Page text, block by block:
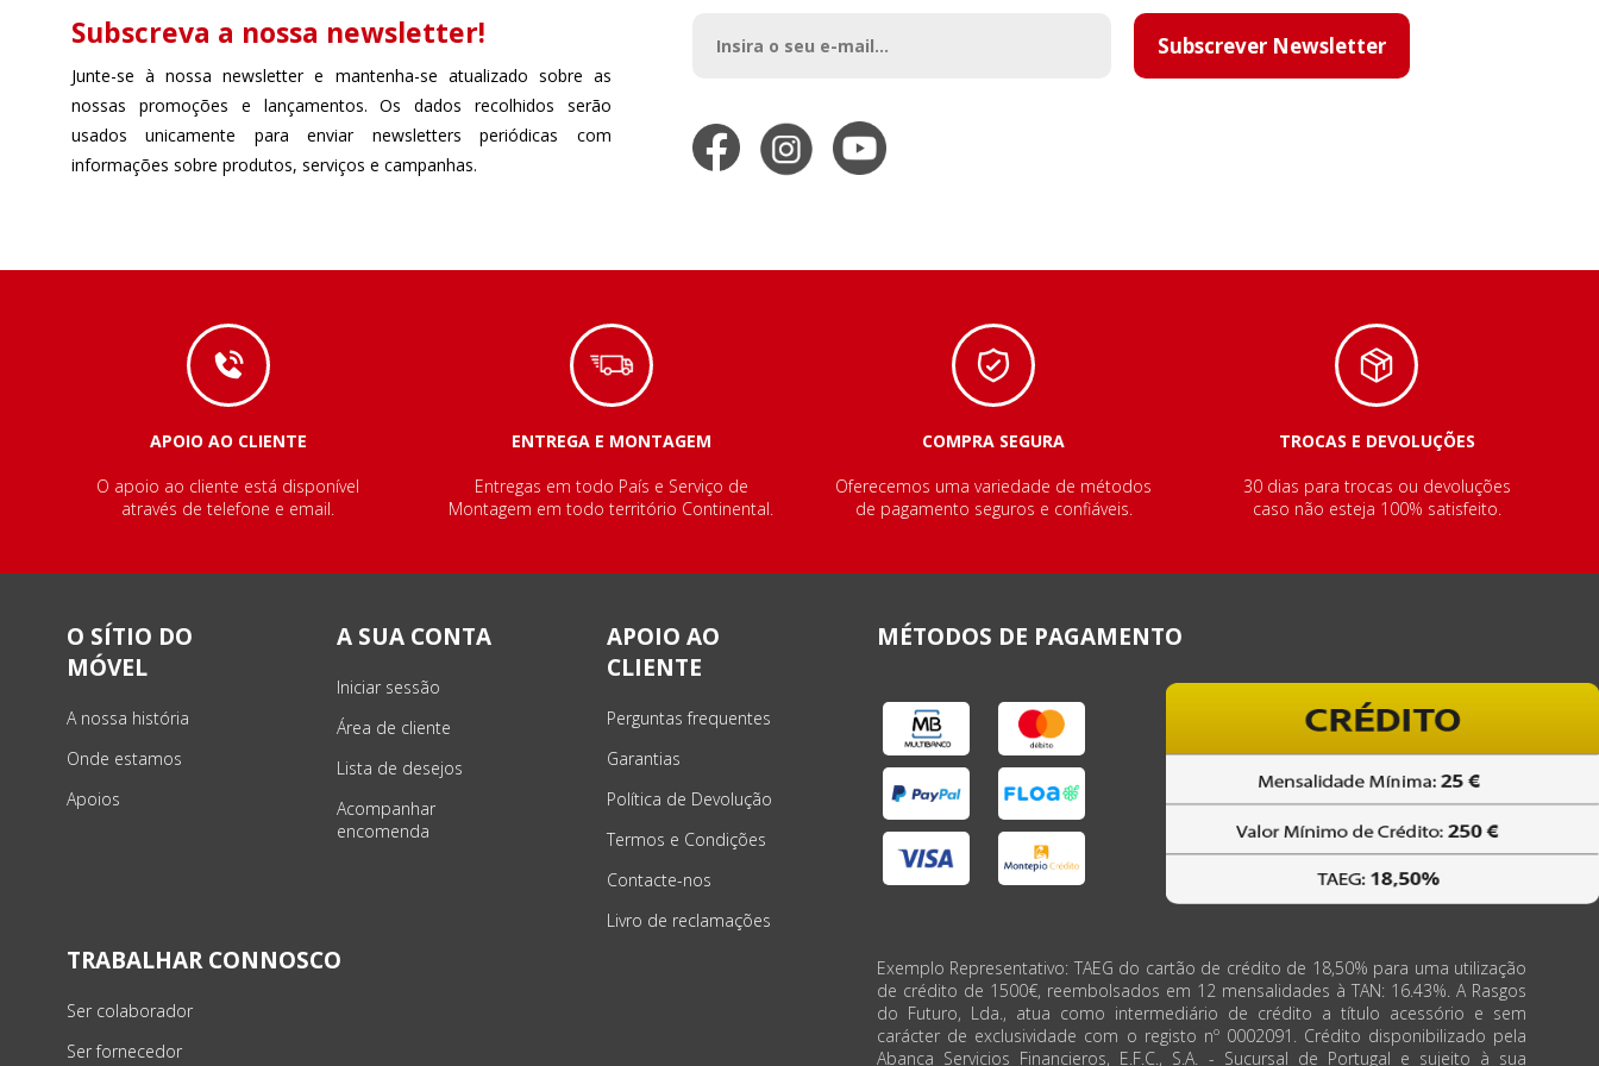
Subscreva a nossa newsletter!
Junte-se à nossa newsletter e mantenha-se atualizado sobre as
nossas promoções e lançamentos. Os dados recolhidos serão
usados unicamente para enviar newsletters periódicas com
informações sobre produtos, serviços e campanhas.
Subscrever Newsletter
APOIO AO CLIENTE ENTREGA E MONTAGEM COMPRA SEGURA
TROCAS E DEVOLUÇÕES
O apoio ao cliente está disponível
através de telefone e email.
Entregas em todo País e Serviço de
Montagem em todo território Continental.
Oferecemos uma variedade de métodos
de pagamento seguros e confiáveis.
30 dias para trocas ou devoluções
caso não esteja 100% satisfeito.
O SÍTIO DO
MÓVEL
A nossa história
Onde estamos
Apoios
A SUA CONTA
Iniciar sessão
Área de cliente
Lista de desejos
Acompanhar
encomenda
APOIO AO
CLIENTE
Perguntas frequentes
Garantias
Política de Devolução
Termos e Condições
Contacte-nos
Livro de reclamações
MÉTODOS DE PAGAMENTO
TRABALHAR CONNOSCO
Ser colaborador
Ser fornecedor
Exemplo Representativo: TAEG do cartão de crédito de 18,50% para uma utilização
de crédito de 1500€, reembolsados em 12 mensalidades à TAN: 16.43%. A Rasgos
do Futuro, Lda., atua como intermediário de crédito a título acessório e sem
carácter de exclusividade com o registo nº 0002091. Crédito disponibilizado pela
Abanca Servicios Financieros, E.F.C., S.A. - Sucursal de Portugal e sujeito à sua